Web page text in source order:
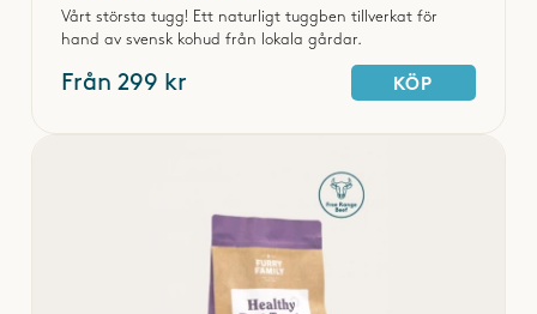
Fodret bör stödja led- och hjärthälsa genom tillskott som
glukosamin, kondroitin, taurin och omega-3-fettsyror. Ett
balanserat energiinnehåll hjälper också hunden att hålla
idealvikten och bibehålla muskelmassan.
Vårt största tugg! Ett naturligt tuggben tillverkat för
hand av svensk kohud från lokala gårdar.
Från 299 kr KÖP